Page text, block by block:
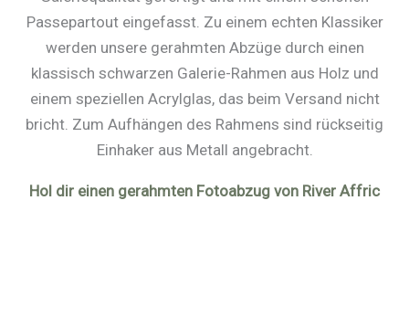
Passepartout eingefasst. Zu einem echten Klassiker
werden unsere gerahmten Abzüge durch einen
klassisch schwarzen Galerie-Rahmen aus Holz und
einem speziellen Acrylglas, das beim Versand nicht
bricht. Zum Aufhängen des Rahmens sind rückseitig
Einhaker aus Metall angebracht.
Hol dir einen gerahmten Fotoabzug von River Affric